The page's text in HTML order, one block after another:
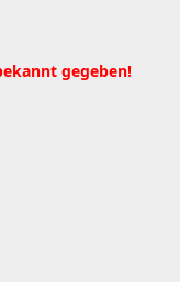
gegeben!